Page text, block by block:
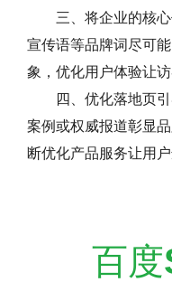
三、将企业的核
宣传语等品牌词尽可
象，优化用户体验让访
四、优化落地页
案例或权威报道彰显
断优化产品服务让用户
百度